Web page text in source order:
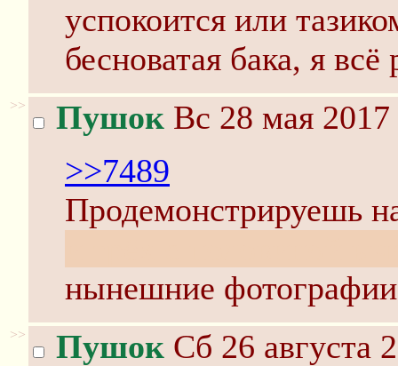
успокоится или
бесноватая бака, я
>> Пушок Вс 28 мая
>>7489
Продемонстрируешь
нынешние
>> Пушок Сб 26 августа